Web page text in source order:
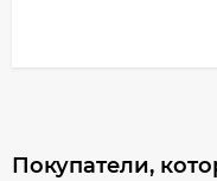
Покупатели,